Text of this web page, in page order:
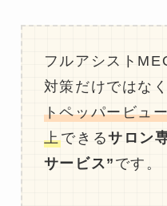
フルアシスト
対策だけではな
トペッパービュ
上できるサロン
サービス” です。